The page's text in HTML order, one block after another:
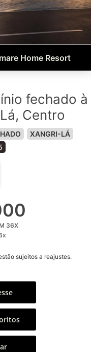
Home Resort
fechado à
Centro
XANGRI-LÁ
36X
sujeitos a reajustes.